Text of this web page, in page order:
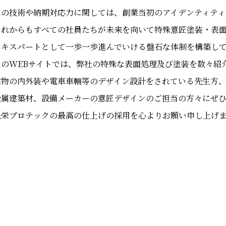
技術や納期対応力に関しては、創業当初のアイデンティテ
からもすべての社員たちが未来を向いて特殊意匠塗装・表
スパートとして一歩一歩進んでいける盤石な体制を構築し
WEBサイトでは、弊社の特殊な表面処理及び塗装を数々紹
の内外装や電車車輛等のデザイン設計をされている先生方、
建築材、設備メーカーの意匠デザインのご担当の方々にぜ
プロテックの最高の仕上げの採用を心よりお願い申し上げ